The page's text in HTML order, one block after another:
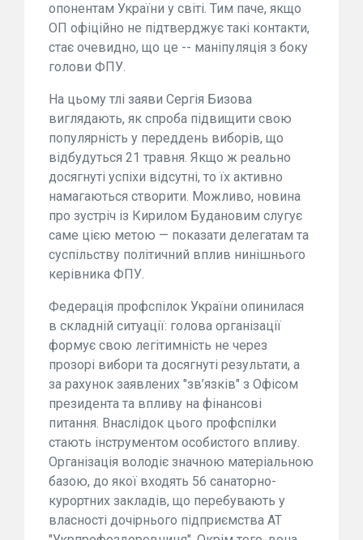
опонентам України у світі. Тим паче, якщо
ОП офіційно не підтверджує такі контакти,
стає очевидно, що це -- маніпуляція з боку
голови ФПУ.
На цьому тлі заяви Сергія Бизова
виглядають, як спроба підвищити свою
популярність у переддень виборів, що
відбудуться 21 травня. Якщо ж реально
досягнуті успіхи відсутні, то їх активно
намагаються створити. Можливо, новина
про зустріч із Кирилом Будановим слугує
саме цією метою — показати делегатам та
суспільству політичний вплив нинішнього
керівника ФПУ.
Федерація профспілок України опинилася
в складній ситуації: голова організації
формує свою легітимність не через
прозорі вибори та досягнуті результати, а
за рахунок заявлених "зв’язків" з Офісом
президента та впливу на фінансові
питання. Внаслідок цього профспілки
стають інструментом особистого впливу.
Організація володіє значною матеріальною
базою, до якої входять 56 санаторно-
курортних закладів, що перебувають у
власності дочірнього підприємства АТ